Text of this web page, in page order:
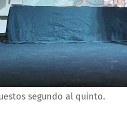
segundo al quinto.